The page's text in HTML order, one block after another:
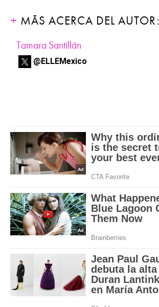
MÁS ACERCA DEL AUTOR:
Tamara Santillán
@ELLEMexico